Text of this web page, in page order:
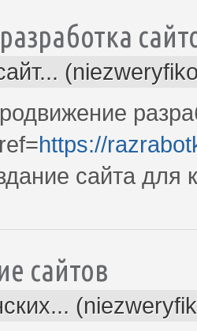
https://
сайта для
сайтов